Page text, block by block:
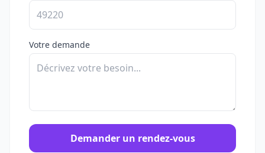
Votre demande
Demander un rendez-vous